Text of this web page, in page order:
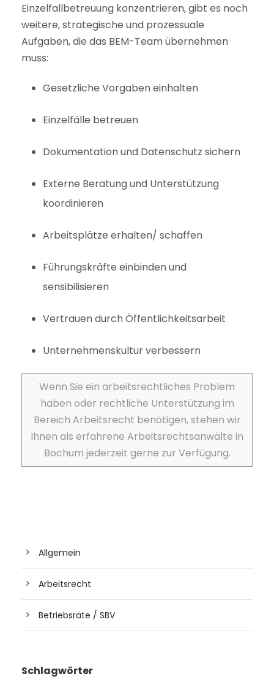
Einzelfallbetreuung konzentrieren, gibt es noch
weitere, strategische und prozessuale
Aufgaben, die das BEM-Team übernehmen
muss:
Gesetzliche Vorgaben einhalten
Einzelfälle betreuen
Dokumentation und Datenschutz sichern
Externe Beratung und Unterstützung
koordinieren
Arbeitsplätze erhalten/ schaffen
Führungskräfte einbinden und
sensibilisieren
Vertrauen durch Öffentlichkeitsarbeit
Unternehmenskultur verbessern
Wenn Sie ein arbeitsrechtliches Problem
haben oder rechtliche Unterstützung im
Bereich Arbeitsrecht benötigen, stehen wir
Ihnen als erfahrene Arbeitsrechtsanwälte in
Bochum jederzeit gerne zur Verfügung.
Allgemein
Arbeitsrecht
Betriebsräte / SBV
Schlagwörter